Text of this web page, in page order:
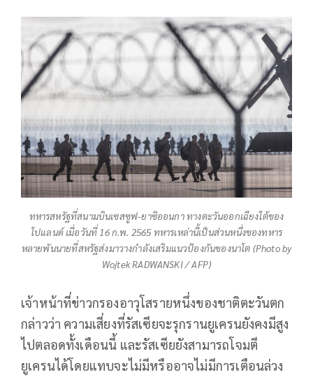
ทหารสหรัฐที่สนามบินเซสซูฟ-ยาซิออนกา ทางตะวันออกเฉียงใต้ของ
โปแลนด์ เมื่อวันที่ 16 ก.พ. 2565 ทหารเหล่านี้เป็นส่วนหนึ่งของทหาร
หลายพันนายที่สหรัฐส่งมาวางกำลังเสริมแนวป้องกันของนาโต (Photo by
Wojtek RADWANSKI / AFP)
เจ้าหน้าที่ข่าวกรองอาวุโสรายหนึ่งของชาติตะวันตก
กล่าวว่า ความเสี่ยงที่รัสเซียจะรุกรานยูเครนยังคงมีสูง
ไปตลอดทั้งเดือนนี้ และรัสเซียยังสามารถโจมตี
ยูเครนได้โดยแทบจะไม่มีหรืออาจไม่มีการเตือนล่วง